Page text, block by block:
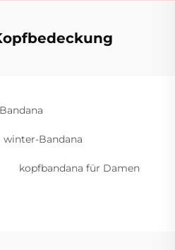
winter-Bandana
kopfbandana für Damen